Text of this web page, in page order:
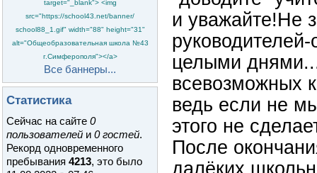
target="_blank"> <img
src="https://school43.net/banner/
school88_1.gif" width="88" height="31"
alt="Общеобразовательная школа №43
г.Симферополя"></a>
Все баннеры...
Статистика
Сейчас на сайте 0
пользователей и 0 гостей.
Рекорд одновременного
пребывания 4213, это было
и уважайте!Не
целыми
всевозможных
ведь если не
этого не
После
далёких